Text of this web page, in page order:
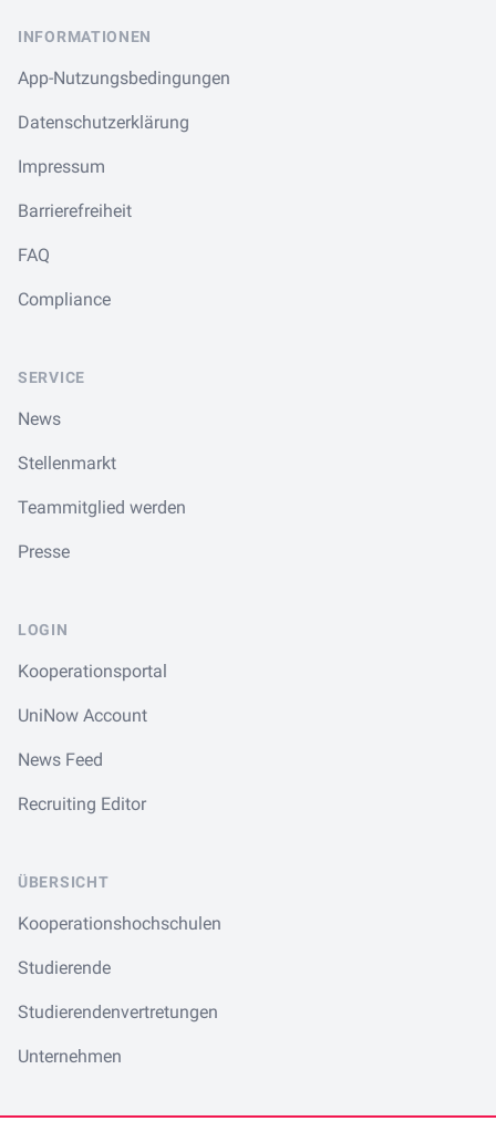
INFORMATIONEN
App-Nutzungsbedingungen
Datenschutzerklärung
Impressum
Barrierefreiheit
FAQ
Compliance
SERVICE
News
Stellenmarkt
Teammitglied werden
Presse
LOGIN
Kooperationsportal
UniNow Account
News Feed
Recruiting Editor
ÜBERSICHT
Kooperationshochschulen
Studierende
Studierendenvertretungen
Unternehmen